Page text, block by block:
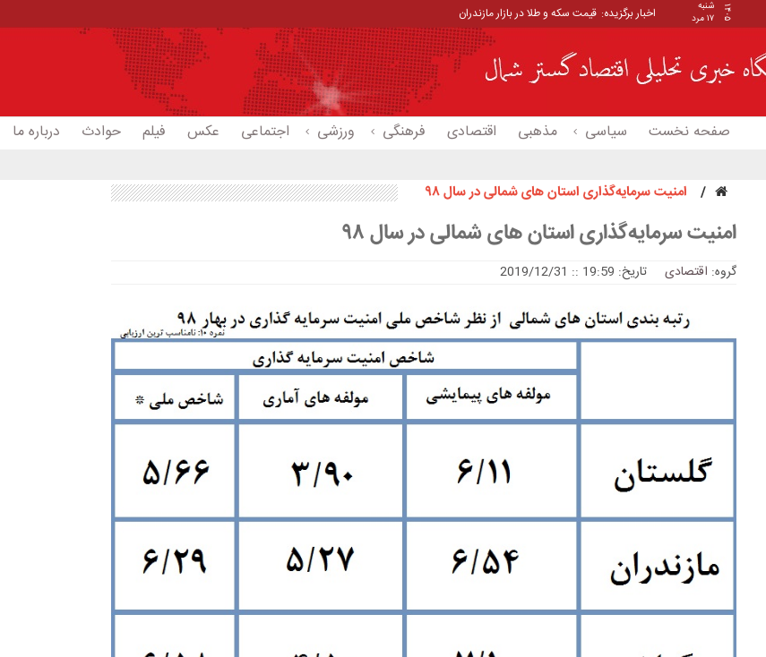
۱۴۰۵
شنبه
۱۷ مرد
اخبار برگزیده: قیمت سکه و طلا در بازار مازندران
صفحه نخست سیاسی مذهبی اقتصادی فرهنگی ورزشی اجتماعی عکس فیلم حوادث درباره ما
امنیت سرمایه‌گذاری استان های شمالی در سال ۹۸
امنیت سرمایه‌گذاری استان های شمالی در سال ۹۸
گروه: اقتصادی تاریخ: 19:59 :: 2019/12/31